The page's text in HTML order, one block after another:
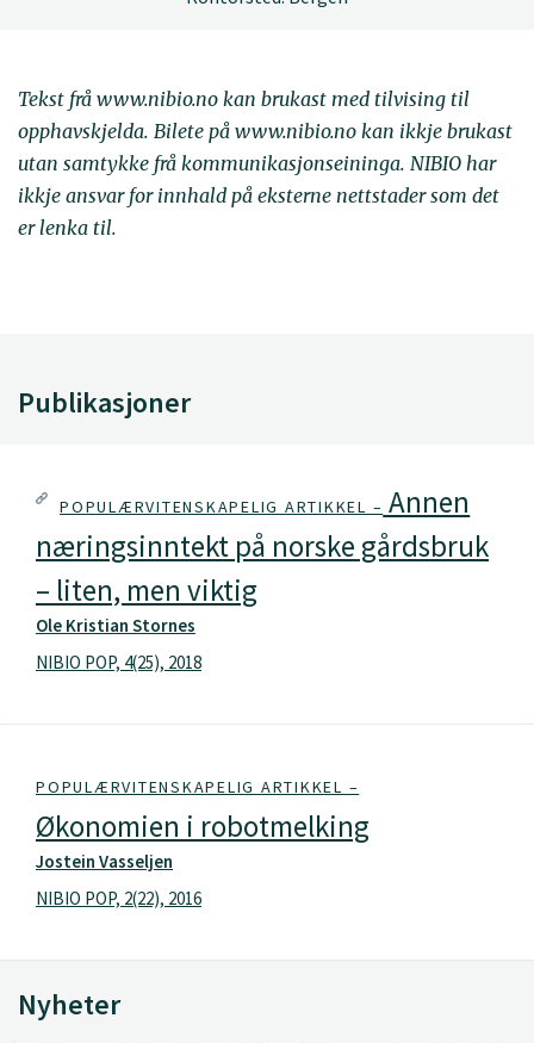
Tekst frå www.nibio.no kan brukast med tilvising til
opphavskjelda. Bilete på www.nibio.no kan ikkje brukast
utan samtykke frå kommunikasjonseininga. NIBIO har
ikkje ansvar for innhald på eksterne nettstader som det
er lenka til.
Publikasjoner
POPULÆRVITENSKAPELIG ARTIKKEL – Annen
næringsinntekt på norske gårdsbruk
– liten, men viktig
Ole Kristian Stornes
NIBIO POP, 4(25), 2018
POPULÆRVITENSKAPELIG ARTIKKEL –
Økonomien i robotmelking
Jostein Vasseljen
NIBIO POP, 2(22), 2016
Nyheter